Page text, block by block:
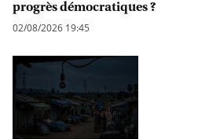
progrès démocratiques ?
02/08/2026 19:45